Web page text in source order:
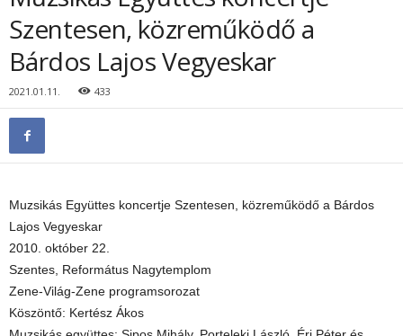
Szentesen, közreműködő a
Bárdos Lajos Vegyeskar
2021.01.11. 433
Muzsikás Együttes koncertje Szentesen, közreműködő a Bárdos
Lajos Vegyeskar
2010. október 22.
Szentes, Református Nagytemplom
Zene-Világ-Zene programsorozat
Köszöntő: Kertész Ákos